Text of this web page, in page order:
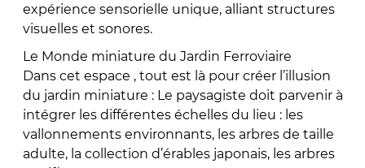
expérience sensorielle unique, alliant structures
visuelles et sonores.
Le Monde miniature du Jardin Ferroviaire
Dans cet espace , tout est là pour créer l’illusion
du jardin miniature : Le paysagiste doit parvenir à
intégrer les différentes échelles du lieu : les
vallonnements environnants, les arbres de taille
adulte, la collection d’érables japonais, les arbres